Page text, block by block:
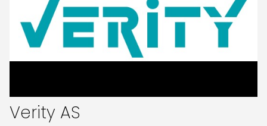
Søk
etter:
Verity AS